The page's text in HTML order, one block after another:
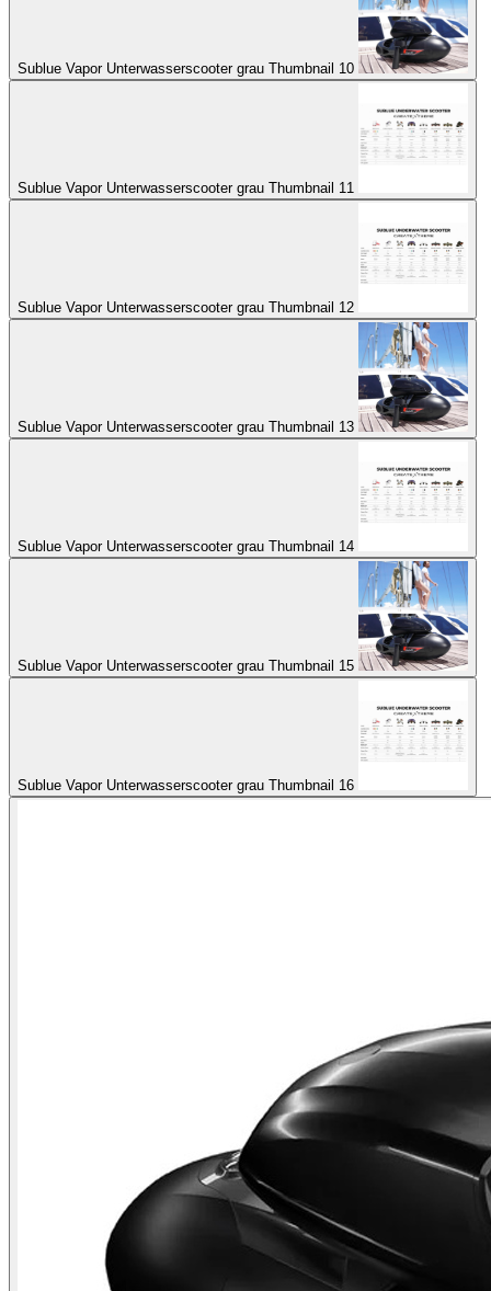
Sublue Vapor Unterwasserscooter grau Thumbnail 10
Sublue Vapor Unterwasserscooter grau Thumbnail 11
Sublue Vapor Unterwasserscooter grau Thumbnail 12
Sublue Vapor Unterwasserscooter grau Thumbnail 13
Sublue Vapor Unterwasserscooter grau Thumbnail 14
Sublue Vapor Unterwasserscooter grau Thumbnail 15
Sublue Vapor Unterwasserscooter grau Thumbnail 16